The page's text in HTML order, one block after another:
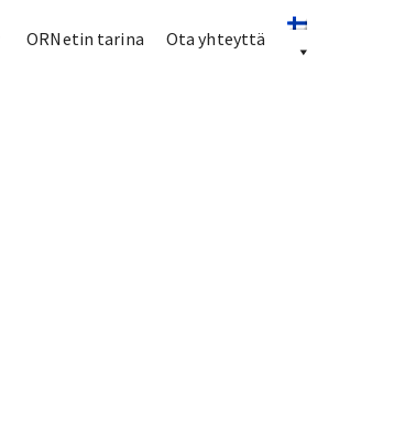
ORNetin tarina Ota yhteyttä